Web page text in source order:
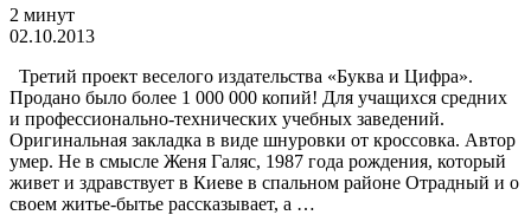
2 минут
02.10.2013
Третий проект веселого издательства «Буква и Цифра».
Продано было более 1 000 000 копий! Для учащихся средних
и профессионально-технических учебных заведений.
Оригинальная закладка в виде шнуровки от кроссовка. Автор
умер. Не в смысле Женя Галяс, 1987 года рождения, который
живет и здравствует в Киеве в спальном районе Отрадный и о
своем житье-бытье рассказывает, а …